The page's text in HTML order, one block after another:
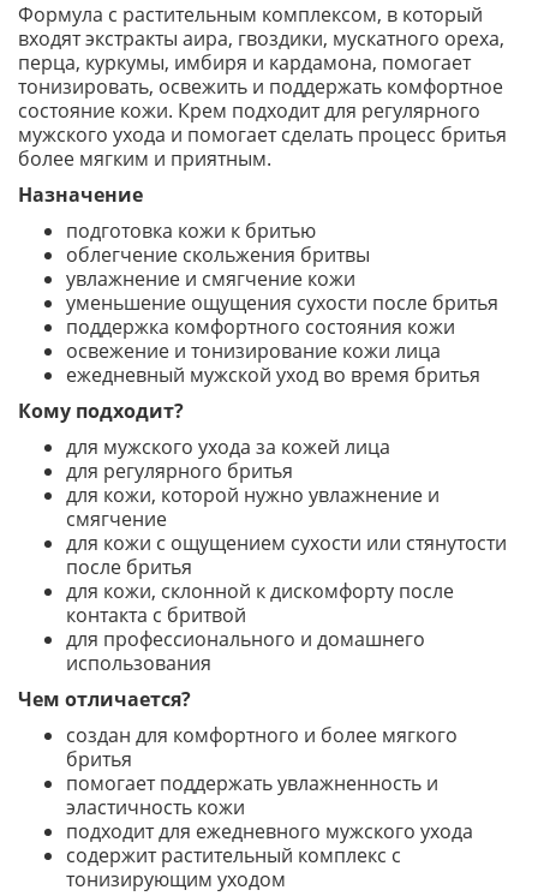
Формула с растительным комплексом, в который
входят экстракты аира, гвоздики, мускатного ореха,
перца, куркумы, имбиря и кардамона, помогает
тонизировать, освежить и поддержать комфортное
состояние кожи. Крем подходит для регулярного
мужского ухода и помогает сделать процесс бритья
более мягким и приятным.
Назначение
подготовка кожи к бритью
облегчение скольжения бритвы
увлажнение и смягчение кожи
уменьшение ощущения сухости после бритья
поддержка комфортного состояния кожи
освежение и тонизирование кожи лица
ежедневный мужской уход во время бритья
Кому подходит?
для мужского ухода за кожей лица
для регулярного бритья
для кожи, которой нужно увлажнение и
смягчение
для кожи с ощущением сухости или стянутости
после бритья
для кожи, склонной к дискомфорту после
контакта с бритвой
для профессионального и домашнего
использования
Чем отличается?
создан для комфортного и более мягкого
бритья
помогает поддержать увлажненность и
эластичность кожи
подходит для ежедневного мужского ухода
содержит растительный комплекс с
тонизирующим уходом